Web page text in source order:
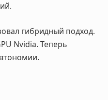
гибридный подход.
Nvidia. Теперь